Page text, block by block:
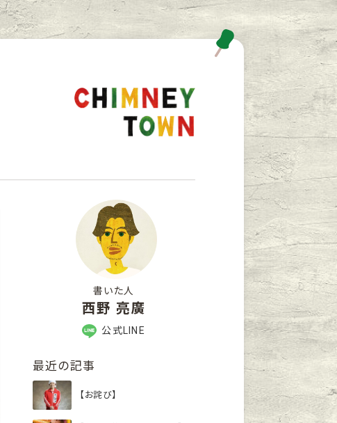
書いた人
西野 亮廣
公式LINE
最近の記事
【お詫び】